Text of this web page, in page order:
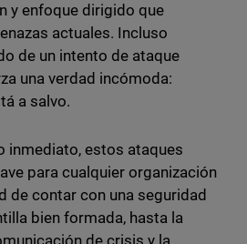
y enfoque dirigido que
actuales. Incluso
de un intento de ataque
una verdad incómoda:
a salvo.
inmediato, estos ataques
para cualquier organización
de contar con una seguridad
bien formada, hasta la